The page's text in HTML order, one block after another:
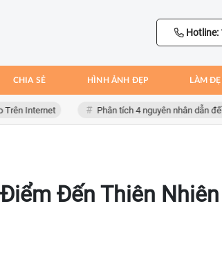
Hotline:
CHIA SẺ HÌNH ẢNH ĐẸP LÀM
Phân tích 4 nguyên nhân dẫn đến thất
Đến Thiên Nhiên